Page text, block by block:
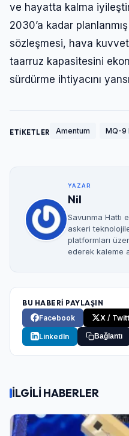
ve hayatta kalma
2030’a kadar
sözleşmesi, hava
taarruz kapasitesini
sürdürme ihtiyacını
ETİKETLER Amentum MQ-9
YAZAR
Nil
Savunma Hattı
askeri
platformları
ederek kaleme
BU HABERİ PAYLAŞIN
Facebook
X /
LinkedIn Bağlantı
İLGİLİ HABERLER